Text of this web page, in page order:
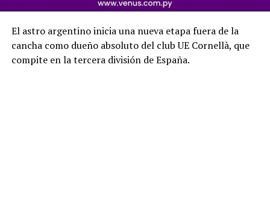
El astro argentino inicia una nueva etapa fuera de la
cancha como dueño absoluto del club UE Cornellà, que
compite en la tercera división de España.